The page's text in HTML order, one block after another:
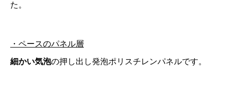
た。
・ペースのパネル層
細かい気泡の押し出し発泡ポリスチレンパネルです。